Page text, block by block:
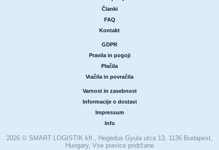
Članki
FAQ
Kontakt
GDPR
Pravila in pogoji
Plačila
Vračila in povračila
Varnost in zasebnost
Informacije o dostavi
Impressum
Info
2026 © SMART LOGISTIK kft., Hegedus Gyula utca 13, 1136 Budapest,
Hungary, Vse pravice pridržane